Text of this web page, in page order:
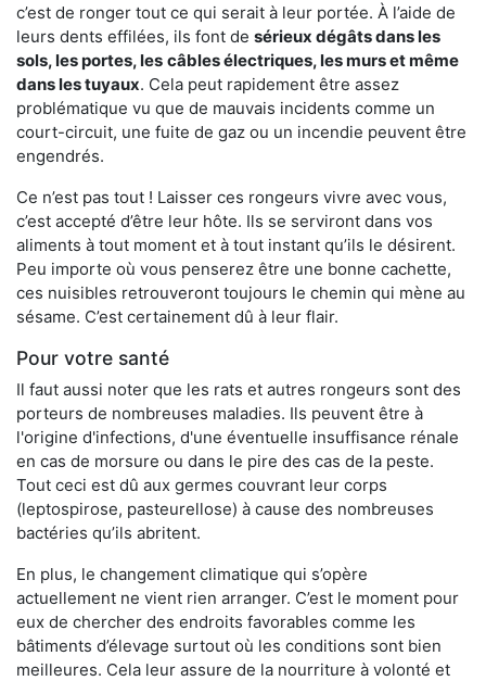
c’est de ronger tout ce qui serait à leur portée. À l’aide de
leurs dents effilées, ils font de sérieux dégâts dans les
sols, les portes, les câbles électriques, les murs et même
dans les tuyaux. Cela peut rapidement être assez
problématique vu que de mauvais incidents comme un
court-circuit, une fuite de gaz ou un incendie peuvent être
engendrés.
Ce n’est pas tout ! Laisser ces rongeurs vivre avec vous,
c’est accepté d’être leur hôte. Ils se serviront dans vos
aliments à tout moment et à tout instant qu’ils le désirent.
Peu importe où vous penserez être une bonne cachette,
ces nuisibles retrouveront toujours le chemin qui mène au
sésame. C’est certainement dû à leur flair.
Pour votre santé
Il faut aussi noter que les rats et autres rongeurs sont des
porteurs de nombreuses maladies. Ils peuvent être à
l'origine d'infections, d'une éventuelle insuffisance rénale
en cas de morsure ou dans le pire des cas de la peste.
Tout ceci est dû aux germes couvrant leur corps
(leptospirose, pasteurellose) à cause des nombreuses
bactéries qu’ils abritent.
En plus, le changement climatique qui s’opère
actuellement ne vient rien arranger. C’est le moment pour
eux de chercher des endroits favorables comme les
bâtiments d’élevage surtout où les conditions sont bien
meilleures. Cela leur assure de la nourriture à volonté et